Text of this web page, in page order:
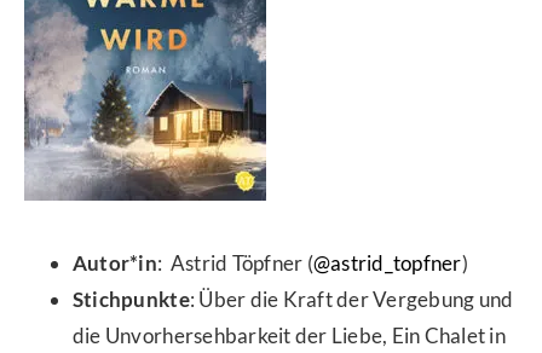
Autor*in: Astrid Töpfner (@astrid_topfner)
Stichpunkte: Über die Kraft der Vergebung und
die Unvorhersehbarkeit der Liebe, Ein Chalet in